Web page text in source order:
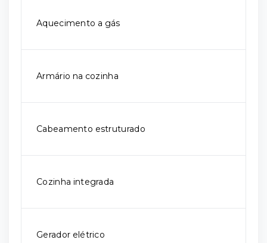
Aquecimento a gás
Armário na cozinha
Cabeamento estruturado
Cozinha integrada
Gerador elétrico